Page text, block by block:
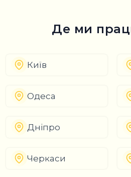
Де ми
Київ
Одеса
Дніпро
Черкаси